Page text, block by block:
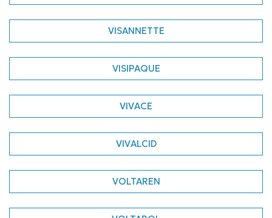
VISANNETTE
VISIPAQUE
VIVACE
VIVALCID
VOLTAREN